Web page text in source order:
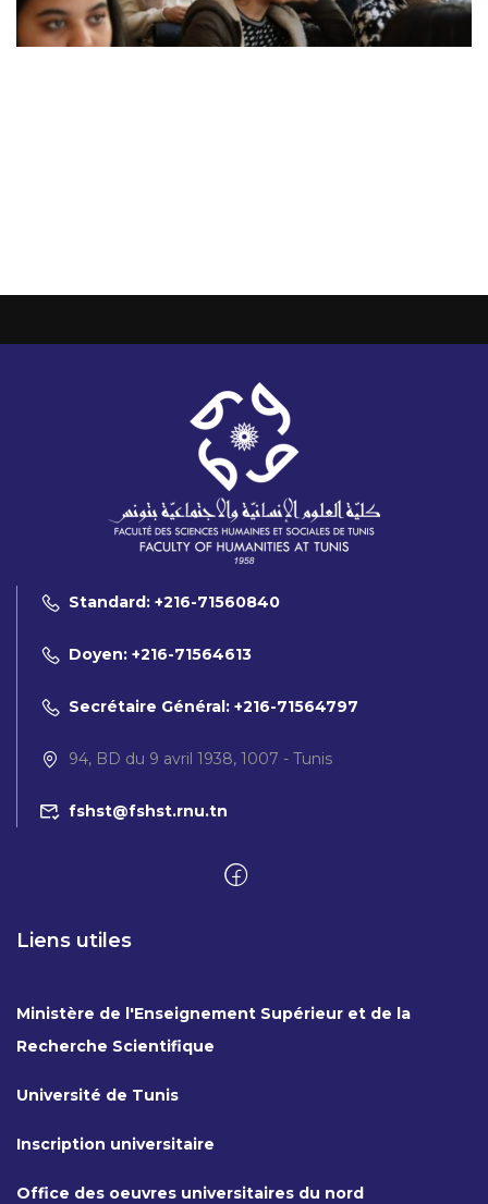
Standard: +216-71560840
Doyen: +216-71564613
Secrétaire Général: +216-71564797
94, BD du 9 avril 1938, 1007 - Tunis
fshst@fshst.rnu.tn
Liens utiles
Ministère de l'Enseignement Supérieur et de la
Recherche Scientifique
Université de Tunis
Inscription universitaire
Office des oeuvres universitaires du nord